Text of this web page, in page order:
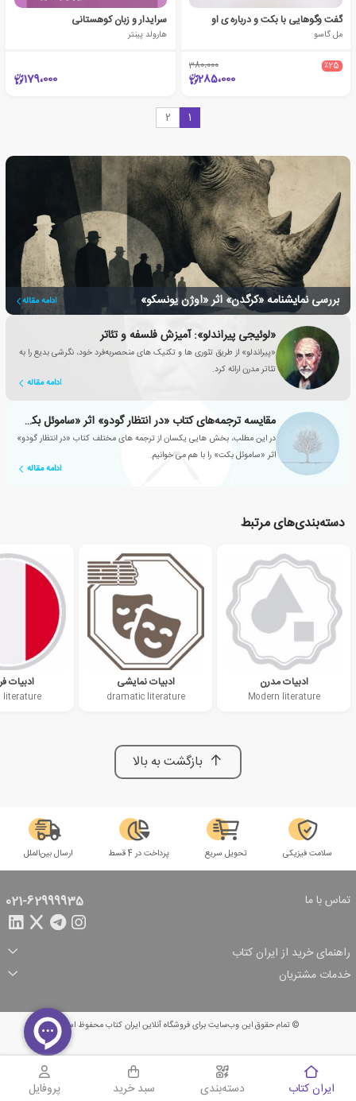
گفت وگوهایی با بکت و درباره ی او
مل گاسو
٪25 380،000
285،000
سرایدار و زبان کوهستانی
هارولد پینتر
179،000
1
2
بررسی نمایشنامه «کرگدن» اثر «اوژن یونسکو» ادامه مقاله
«لوئیجی پیراندلو»: آمیزش فلسفه و تئاتر
«پیراندلو» از طریق تئوری ها و تکنیک های منحصربه‌فرد خود، نگرشی بدیع را به
تئاتر مدرن ارائه کرد.
ادامه مقاله
مقایسه ترجمه‌های کتاب «در انتظار گودو» اثر «ساموئل بکت»
در این مطلب، بخش هایی یکسان از ترجمه های مختلف کتاب «در انتظار گودو»
اثر «ساموئل بکت» را با هم می خوانیم.
ادامه مقاله
دسته‌بندی‌های مرتبط
ادبیات مدرن
Modern literature
ادبیات نمایشی
dramatic literature
ادبیات
literature
بازگشت به بالا
سلامت فیزیکی تحویل سریع پرداخت در 4 قسط ارسال بین‌الملل
تماس با ما 021-62999935
راهنمای خرید از ایران کتاب
ثبت سفارش
شرایط ارسال سفارش
شیوه پرداخت
تخفیف‌های خرید
خدمات مشتریان
© تمام حقوق این وب‌سایت برای فروشگاه آنلاین ایران کتاب محفوظ است.
ایران کتاب دسته‌بندی
سبد خرید
سبد خرید پروفایل